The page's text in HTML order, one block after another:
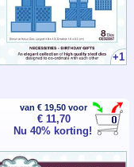
+1
van € 19,50 voor
€ 11,70
Nu 40% korting!